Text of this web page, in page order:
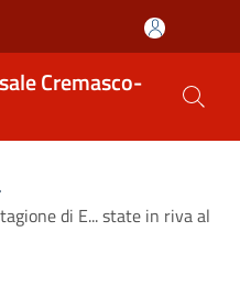
Cremasco-
di E... state in riva al